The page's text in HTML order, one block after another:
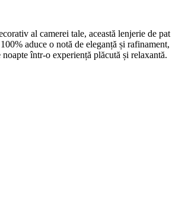
al camerei tale, această lenjerie de pat
aduce o notă de eleganță și rafinament,
într-o experiență plăcută și relaxantă.